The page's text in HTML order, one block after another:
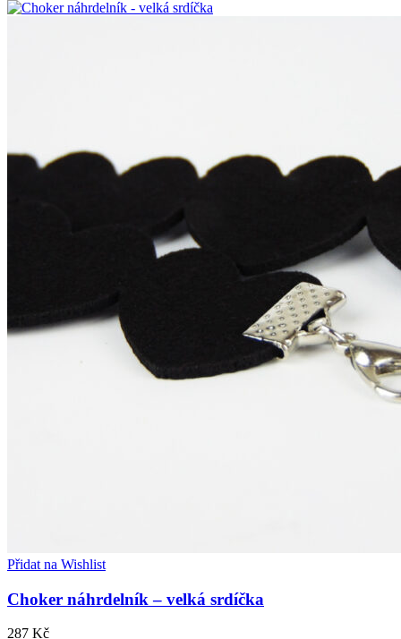
Přidat na Wishlist
Choker náhrdelník – velká srdíčka
287 Kč